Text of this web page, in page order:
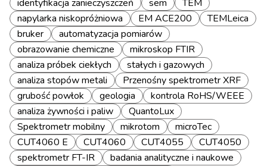
identyfikacja zanieczyszczeń
sem
TEM
napylarka niskopróżniowa
EM ACE200
TEMLeica
bruker
automatyzacja pomiarów
obrazowanie chemiczne
mikroskop FTIR
analiza próbek ciekłych
stałych i gazowych
analiza stopów metali
Przenośny spektrometr XRF
grubość powłok
geologia
kontrola RoHS/WEEE
analiza żywności i paliw
QuantoLux
Spektrometr mobilny
mikrotom
microTec
CUT4060 E
CUT4060 CUT4055
CUT4050
spektrometr FT-IR
badania analityczne i naukowe